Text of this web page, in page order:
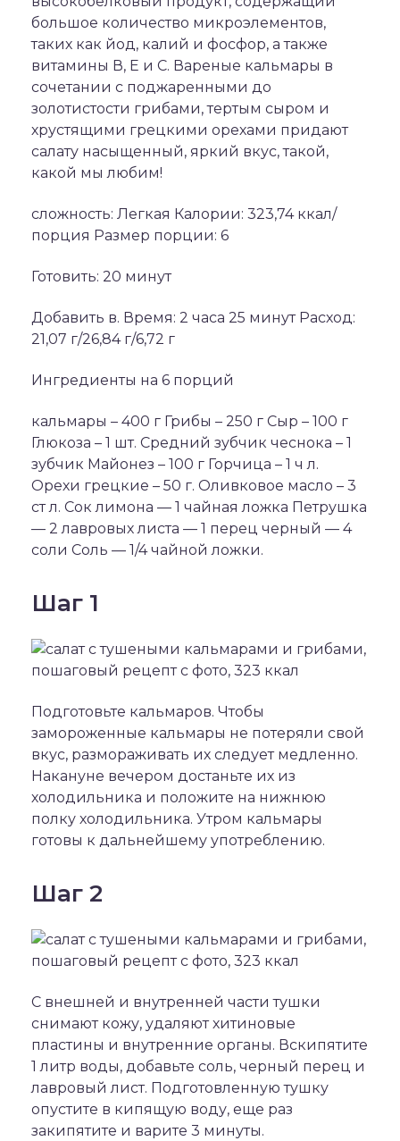
большое количество микроэлементов,
таких как йод, калий и фосфор, а также
витамины В, Е и С. Вареные кальмары в
сочетании с поджаренными до
золотистости грибами, тертым сыром и
хрустящими грецкими орехами придают
салату насыщенный, яркий вкус, такой,
какой мы любим!
сложность: Легкая Калории: 323,74 ккал/
порция Размер порции: 6
Готовить: 20 минут
Добавить в. Время: 2 часа 25 минут Расход:
21,07 г/26,84 г/6,72 г
Ингредиенты на 6 порций
кальмары – 400 г Грибы – 250 г Сыр – 100 г
Глюкоза – 1 шт. Средний зубчик чеснока – 1
зубчик Майонез – 100 г Горчица – 1 ч л.
Орехи грецкие – 50 г. Оливковое масло – 3
ст л. Сок лимона — 1 чайная ложка Петрушка
— 2 лавровых листа — 1 перец черный — 4
соли Соль — 1/4 чайной ложки.
Шаг 1
Подготовьте кальмаров. Чтобы
замороженные кальмары не потеряли свой
вкус, размораживать их следует медленно.
Накануне вечером достаньте их из
холодильника и положите на нижнюю
полку холодильника. Утром кальмары
готовы к дальнейшему употреблению.
Шаг 2
С внешней и внутренней части тушки
снимают кожу, удаляют хитиновые
пластины и внутренние органы. Вскипятите
1 литр воды, добавьте соль, черный перец и
лавровый лист. Подготовленную тушку
опустите в кипящую воду, еще раз
закипятите и варите 3 минуты.